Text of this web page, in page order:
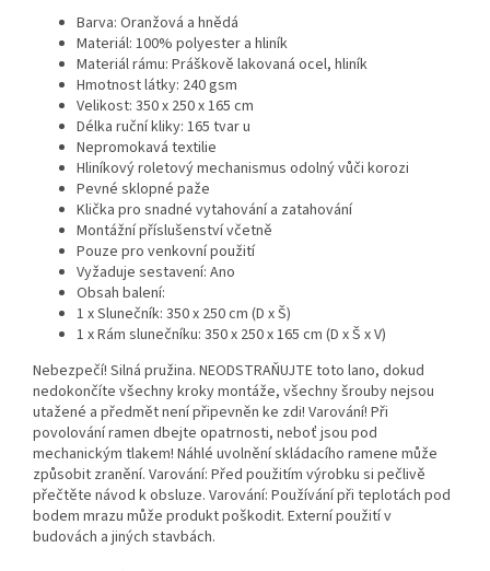
Barva: Oranžová a hnědá
Materiál: 100% polyester a hliník
Materiál rámu: Práškově lakovaná ocel, hliník
Hmotnost látky: 240 gsm
Velikost: 350 x 250 x 165 cm
Délka ruční kliky: 165 tvar u
Nepromokavá textilie
Hliníkový roletový mechanismus odolný vůči korozi
Pevné sklopné paže
Klička pro snadné vytahování a zatahování
Montážní příslušenství včetně
Pouze pro venkovní použití
Vyžaduje sestavení: Ano
Obsah balení:
1 x Slunečník: 350 x 250 cm (D x Š)
1 x Rám slunečníku: 350 x 250 x 165 cm (D x Š x V)
Nebezpečí! Silná pružina. NEODSTRAŇUJTE toto lano, dokud
nedokončíte všechny kroky montáže, všechny šrouby nejsou
utažené a předmět není připevněn ke zdi! Varování! Při
povolování ramen dbejte opatrnosti, neboť jsou pod
mechanickým tlakem! Náhlé uvolnění skládacího ramene může
způsobit zranění. Varování: Před použitím výrobku si pečlivě
přečtěte návod k obsluze. Varování: Používání při teplotách pod
bodem mrazu může produkt poškodit. Externí použití v
budovách a jiných stavbách.